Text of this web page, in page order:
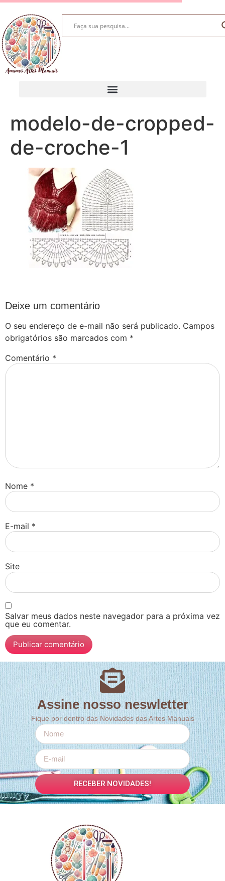
modelo-de-cropped-
de-croche-1
Deixe um comentário
O seu endereço de e-mail não será publicado. Campos
obrigatórios são marcados com *
Comentário *
Nome *
E-mail *
Site
Salvar meus dados neste navegador para a próxima vez
que eu comentar.
Assine nosso neswletter
Fique por dentro das Novidades das Artes Manuais
RECEBER NOVIDADES!